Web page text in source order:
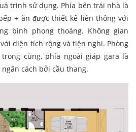
trình sử dụng. Phía bên trái nhà là
+ ăn được thiết kế liên thông với
bình phong thoáng. Không gian
diện tích rộng và tiện nghi. Phòng
cùng, phía ngoài giáp gara là
cách bởi cầu thang.